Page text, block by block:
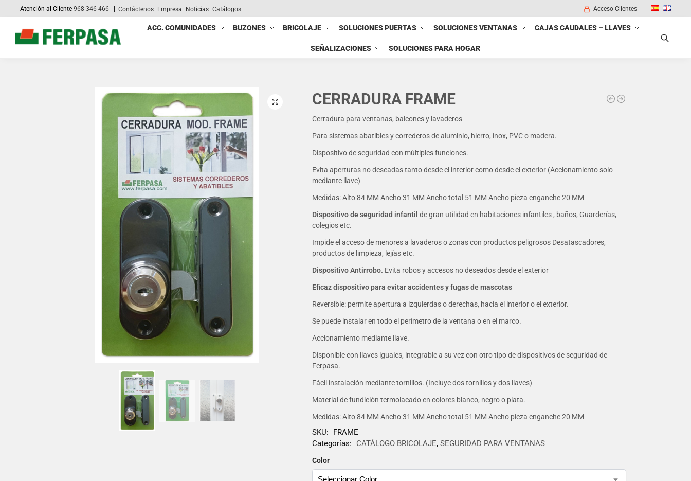
Atención al Cliente968 346 466 Contáctenos Empresa Noticias Catálogos Acceso Clientes
ACC. COMUNIDADES BUZONES BRICOLAJE SOLUCIONES PUERTAS SOLUCIONES VENTANAS CAJAS CAUDALES – LLAVES
SEÑALIZACIONES SOLUCIONES PARA HOGAR
Search
CERRADURA FRAME
Color
SKU:
FRAME
Categorías:
CATÁLOGO BRICOLAJE, SEGURIDAD PARA VENTANAS
Cerradura para ventanas, balcones y lavaderos
Para sistemas abatibles y correderos de aluminio, hierro, inox, PVC o madera.
Dispositivo de seguridad con múltiples funciones.
Evita aperturas no deseadas tanto desde el interior como desde el exterior (Accionamiento solo
mediante llave)
Medidas: Alto 84 MM Ancho 31 MM Ancho total 51 MM Ancho pieza enganche 20 MM
Dispositivo de seguridad infantil de gran utilidad en habitaciones infantiles , baños, Guarderías,
colegios etc.
Impide el acceso de menores a lavaderos o zonas con productos peligrosos Desatascadores,
productos de limpieza, lejías etc.
Dispositivo Antirrobo. Evita robos y accesos no deseados desde el exterior
Eficaz dispositivo para evitar accidentes y fugas de mascotas
Reversible: permite apertura a izquierdas o derechas, hacia el interior o el exterior.
Se puede instalar en todo el perímetro de la ventana o en el marco.
Accionamiento mediante llave.
Disponible con llaves iguales, integrable a su vez con otro tipo de dispositivos de seguridad de
Ferpasa.
Fácil instalación mediante tornillos. (Incluye dos tornillos y dos llaves)
Material de fundición termolacado en colores blanco, negro o plata.
Medidas: Alto 84 MM Ancho 31 MM Ancho total 51 MM Ancho pieza enganche 20 MM